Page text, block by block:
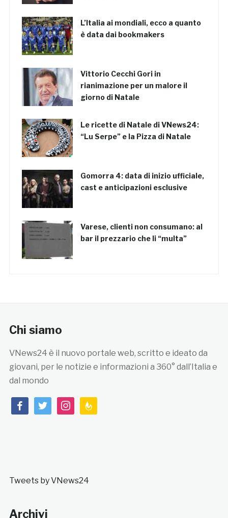
L’Italia ai mondiali, ecco a quanto
è data dai bookmakers
Vittorio Cecchi Gori in
rianimazione per un malore il
giorno di Natale
Le ricette di Natale di VNews24:
“Lu Serpe” e la Pizza di Natale
Gomorra 4: data di inizio ufficiale,
cast e anticipazioni esclusive
Varese, clienti non consumano: al
bar il prezzario che li “multa”
Chi siamo
VNews24 è il nuovo portale web, scritto e ideato da
giovani, per le notizie e informazioni a 360° dall’Italia e
dal mondo
facebooktwitterinstagramfeedburner
Tweets by VNews24
Archivi